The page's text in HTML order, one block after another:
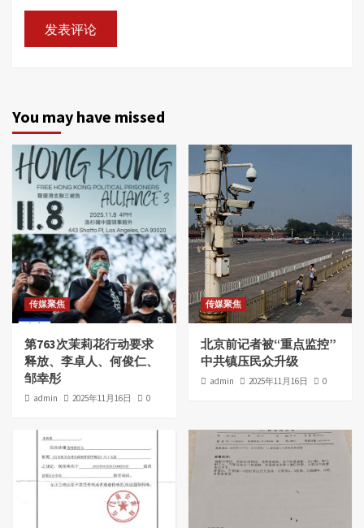
You may have missed
传媒聚焦
第763次茉莉花行动要求
释放、李卓人、何俊仁、
邹幸彤
admin 2025年11月16日 0
传媒聚焦
北京前记者被“重点监控”
中共镇压民众升级
admin 2025年11月16日 0